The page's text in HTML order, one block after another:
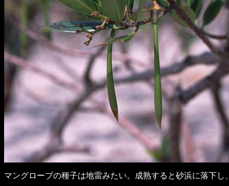
マングローブの種子は地雷みたい。成熟すると砂浜に落下し